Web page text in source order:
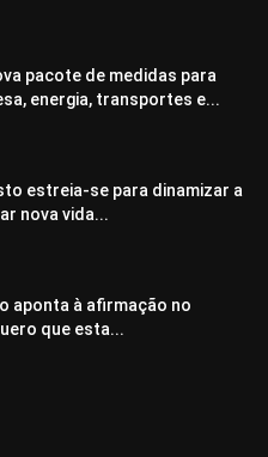
pacote de medidas para
energia, transportes e...
estreia-se para dinamizar a
nova vida...
aponta à afirmação no
que esta...